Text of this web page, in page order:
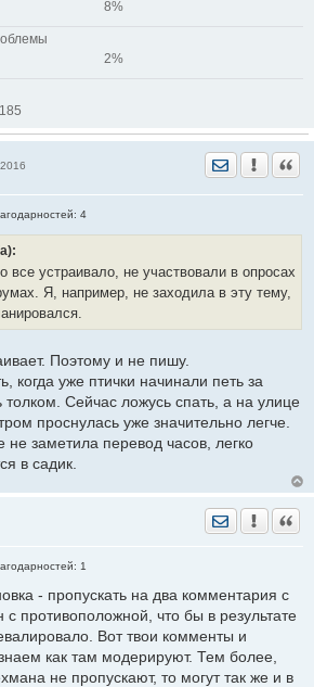
8%
2%
185
Отправить
4
все устраивало, не участвовали в опросах
Я, например, не заходила в эту тему,
Поэтому и не пишу.
когда уже птички начинали петь за
Сейчас ложусь спать, а на улице
проснулась уже значительно легче.
заметила перевод часов, легко
в садик.
Отправить
1
- пропускать на два комментария с
с противоположной, что бы в результате
Вот твои комменты и
как там модерируют. Тем более,
не пропускают, то могут так же и в